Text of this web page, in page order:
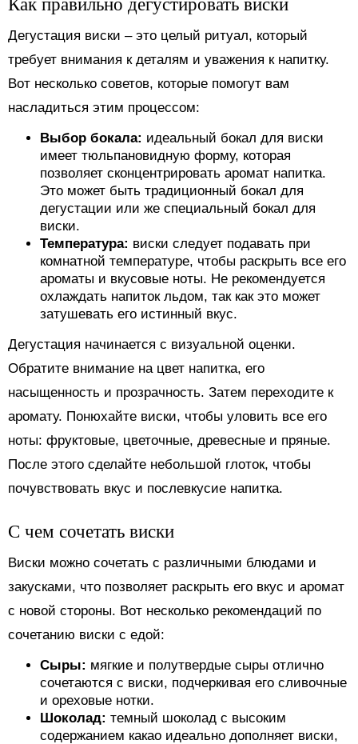
Дегустация виски – это целый ритуал, который
требует внимания к деталям и уважения к напитку.
Вот несколько советов, которые помогут вам
насладиться этим процессом:
Выбор бокала: идеальный бокал для виски
имеет тюльпановидную форму, которая
позволяет сконцентрировать аромат напитка.
Это может быть традиционный бокал для
дегустации или же специальный бокал для
виски.
Температура: виски следует подавать при
комнатной температуре, чтобы раскрыть все его
ароматы и вкусовые ноты. Не рекомендуется
охлаждать напиток льдом, так как это может
затушевать его истинный вкус.
Дегустация начинается с визуальной оценки.
Обратите внимание на цвет напитка, его
насыщенность и прозрачность. Затем переходите к
аромату. Понюхайте виски, чтобы уловить все его
ноты: фруктовые, цветочные, древесные и пряные.
После этого сделайте небольшой глоток, чтобы
почувствовать вкус и послевкусие напитка.
С чем сочетать виски
Виски можно сочетать с различными блюдами и
закусками, что позволяет раскрыть его вкус и аромат
с новой стороны. Вот несколько рекомендаций по
сочетанию виски с едой:
Сыры: мягкие и полутвердые сыры отлично
сочетаются с виски, подчеркивая его сливочные
и ореховые нотки.
Шоколад: темный шоколад с высоким
содержанием какао идеально дополняет виски,